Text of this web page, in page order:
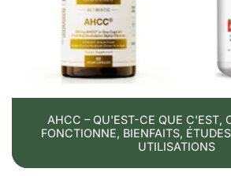
AHCC – QU'EST-CE QUE C'EST,
FONCTIONNE, BIENFAITS,
UTILISATIONS